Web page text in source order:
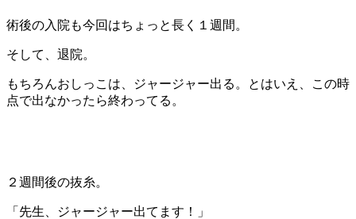
術後の入院も今回はちょっと長く１週間。
そして、退院。
もちろんおしっこは、ジャージャー出る。とはいえ、この時
点で出なかったら終わってる。
２週間後の抜糸。
「先生、ジャージャー出てます！」